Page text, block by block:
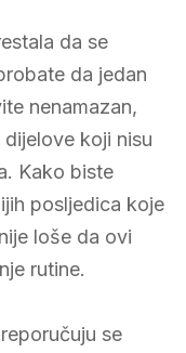
da se
da jedan
nenamazan,
koji nisu
Kako biste
posljedica koje
loše da ovi
rutine.
se